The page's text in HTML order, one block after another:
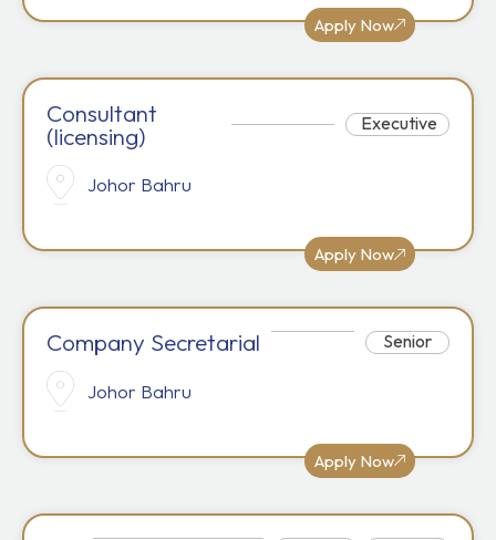
Apply Now
Consultant
(licensing)
Executive
Johor Bahru
Apply Now
Company Secretarial Senior
Johor Bahru
Apply Now